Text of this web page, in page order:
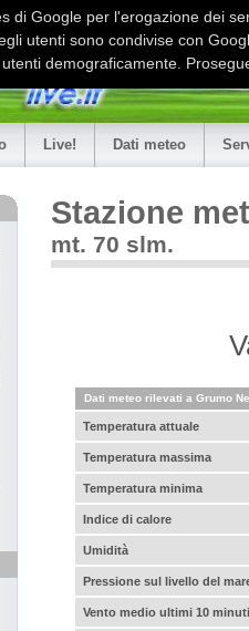
Live! Dati meteo
Stazione
mt. 70 slm.
Dati meteo rilevati a Grumo
Temperatura attuale
Temperatura massima
Temperatura minima
Indice di calore
Umidità
Pressione sul livello del
Vento medio ultimi 10 minuti
di Google per l'erogazione dei
utenti sono condivise con
demograficamente.